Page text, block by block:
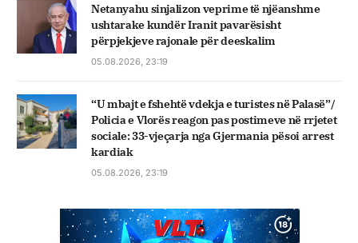
Netanyahu sinjalizon veprime të njëanshme
ushtarake kundër Iranit pavarësisht
përpjekjeve rajonale për deeskalim
05.08.2026, 23:19
“U mbajt e fshehtë vdekja e turistes në Palasë”/
Policia e Vlorës reagon pas postimeve në rrjetet
sociale: 33-vjeçarja nga Gjermania pësoi arrest
kardiak
05.08.2026, 23:19